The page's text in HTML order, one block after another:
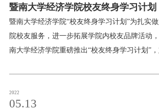
暨南大学经济学院校友终身学习计划
卓
暨南大学经济学院“校友终身学习计划”为扎实
院校友服务，进一步拓展学院内校友品牌活动
南大学经济学院重磅推出“校友终身学习计划”
人：蒋述卓（广东省作家协会主席；暨南大学
授；全国高等教学名师；文艺理论及文学评论
2022
05.13